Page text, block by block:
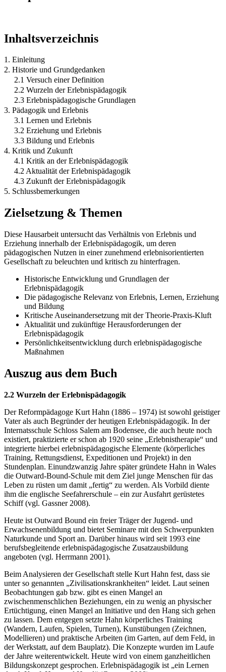
Inhaltsverzeichnis
1. Einleitung
2. Historie und Grundgedanken
2.1 Versuch einer Definition
2.2 Wurzeln der Erlebnispädagogik
2.3 Erlebnispädagogische Grundlagen
3. Pädagogik und Erlebnis
3.1 Lernen und Erlebnis
3.2 Erziehung und Erlebnis
3.3 Bildung und Erlebnis
4. Kritik und Zukunft
4.1 Kritik an der Erlebnispädagogik
4.2 Aktualität der Erlebnispädagogik
4.3 Zukunft der Erlebnispädagogik
5. Schlussbemerkungen
Zielsetzung & Themen
Diese Hausarbeit untersucht das Verhältnis von Erlebnis und
Erziehung innerhalb der Erlebnispädagogik, um deren
pädagogischen Nutzen in einer zunehmend erlebnisorientierten
Gesellschaft zu beleuchten und kritisch zu hinterfragen.
Historische Entwicklung und Grundlagen der
Erlebnispädagogik
Die pädagogische Relevanz von Erlebnis, Lernen, Erziehung
und Bildung
Kritische Auseinandersetzung mit der Theorie-Praxis-Kluft
Aktualität und zukünftige Herausforderungen der
Erlebnispädagogik
Persönlichkeitsentwicklung durch erlebnispädagogische
Maßnahmen
Auszug aus dem Buch
2.2 Wurzeln der Erlebnispädagogik
Der Reformpädagoge Kurt Hahn (1886 – 1974) ist sowohl geistiger
Vater als auch Begründer der heutigen Erlebnispädagogik. In der
Internatsschule Schloss Salem am Bodensee, die auch heute noch
existiert, praktizierte er schon ab 1920 seine „Erlebnistherapie“ und
integrierte hierbei erlebnispädagogische Elemente (körperliches
Training, Rettungsdienst, Expeditionen und Projekt) in den
Stundenplan. Einundzwanzig Jahre später gründete Hahn in Wales
die Outward-Bound-Schule mit dem Ziel junge Menschen für das
Leben zu rüsten um damit „fertig“ zu werden. Als Vorbild diente
ihm die englische Seefahrerschule – ein zur Ausfahrt gerüstetes
Schiff (vgl. Gassner 2008).
Heute ist Outward Bound ein freier Träger der Jugend- und
Erwachsenenbildung und bietet Seminare mit den Schwerpunkten
Naturkunde und Sport an. Darüber hinaus wird seit 1993 eine
berufsbegleitende erlebnispädagogische Zusatzausbildung
angeboten (vgl. Herrmann 2001).
Beim Analysieren der Gesellschaft stelle Kurt Hahn fest, dass sie
unter so genannten „Zivilisationskrankheiten“ leidet. Laut seinen
Beobachtungen gab bzw. gibt es einen Mangel an
zwischenmenschlichen Beziehungen, ein zu wenig an physischer
Ertüchtigung, einen Mangel an Initiative und den Hang sich gehen
zu lassen. Dem entgegen setzte Hahn körperliches Training
(Wandern, Laufen, Spielen, Turnen), Kunstübungen (Zeichnen,
Modellieren) und praktische Arbeiten (im Garten, auf dem Feld, in
der Werkstatt, auf dem Bauplatz). Die Konzepte wurden im Laufe
der Jahre weiterentwickelt. Heute wird von einem ganzheitlichen
Bildungskonzept gesprochen. Erlebnispädagogik ist „ein Lernen